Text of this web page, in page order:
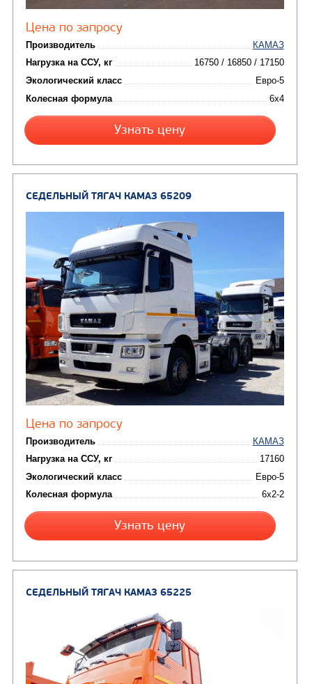
от 6 800 000
Производитель
Нагрузка на ССУ, кг
Экологический класс
Колесная формула
Кредит/Лизинг
СЕДЕЛЬНЫЙ ТЯГАЧ КАМАЗ 65206
Нагрузка на ССУ, кг
Экологический класс
Колесная формула